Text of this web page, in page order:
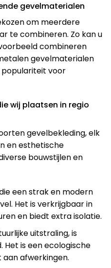
gevelmaterialen
om meerdere
te combineren. Zo kan u
combineren
gevelmaterialen
voor
wij plaatsen in regio
gevelbekleding, elk
en esthetische
bouwstijlen en
een strak en modern
Het is verkrijgbaar in
en biedt extra isolatie.
uitstraling, is
is een ecologische
afwerkingen.